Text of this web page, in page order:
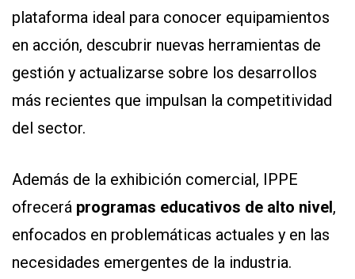
plataforma ideal para conocer equipamientos
en acción, descubrir nuevas herramientas de
gestión y actualizarse sobre los desarrollos
más recientes que impulsan la competitividad
del sector.
Además de la exhibición comercial, IPPE
ofrecerá programas educativos de alto nivel,
enfocados en problemáticas actuales y en las
necesidades emergentes de la industria.